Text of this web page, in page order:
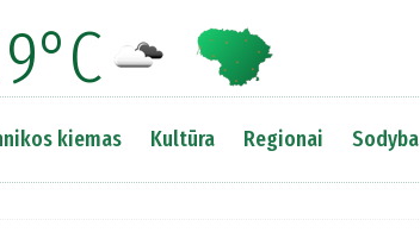
kiemas Kultūra Regionai Sodyba